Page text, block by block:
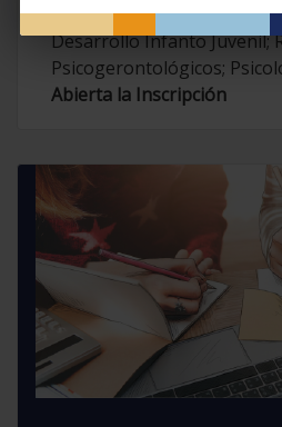
Contemporáneas;
Desarrollo Infanto Juvenil;
Psicogerontológicos;
Abierta la Inscripción